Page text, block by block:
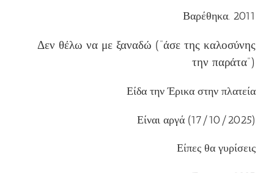
Βαρέθηκα. 2011
Δεν θέλω να με ξαναδώ (“άσε της καλοσύνης
την παράτα”)
Είδα την Έρικα στην πλατεία
Είναι αργά (17/10/2025)
Είπες θα γυρίσεις